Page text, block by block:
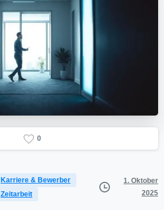
0
Karriere & Bewerber
Zeitarbeit
1. Oktober
2025